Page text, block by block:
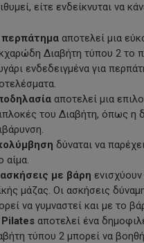
είτε ενδείκνυται να
περπάτημα αποτελεί μια
Διαβήτη τύπου 2 το
ενδεδειγμένα για
αποτελεί μια
του Διαβήτη, όπως η
δύναται να
αίμα.
ασκήσεις με βάρη
μάζας. Οι ασκήσεις
να γυμναστεί και με το
Pilates αποτελεί ένα
τύπου 2 μπορεί να